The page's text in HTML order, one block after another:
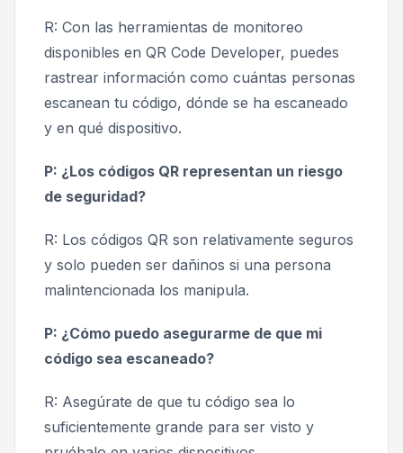
R: Con las herramientas de monitoreo
disponibles en QR Code Developer, puedes
rastrear información como cuántas personas
escanean tu código, dónde se ha escaneado
y en qué dispositivo.
P: ¿Los códigos QR representan un riesgo
de seguridad?
R: Los códigos QR son relativamente seguros
y solo pueden ser dañinos si una persona
malintencionada los manipula.
P: ¿Cómo puedo asegurarme de que mi
código sea escaneado?
R: Asegúrate de que tu código sea lo
suficientemente grande para ser visto y